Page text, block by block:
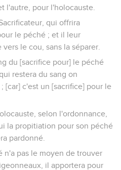
l'autre, pour l'holocauste.
qui offrira
le péché ; et il leur
le cou, sans la séparer.
du [sacrifice pour] le péché
restera du sang on
[car] c'est un [sacrifice] pour le
selon l'ordonnance,
la propitiation pour son péché
pardonné.
n'a pas le moyen de trouver
il apportera pour